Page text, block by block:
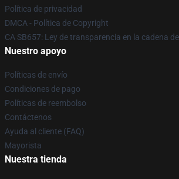
Política de privacidad
DMCA - Política de Copyright
CA SB657: Ley de transparencia en la cadena
Nuestro apoyo
Políticas de envío
Condiciones de pago
Políticas de reembolso
Contáctenos
Ayuda al cliente (FAQ)
Mayorista
Nuestra tienda